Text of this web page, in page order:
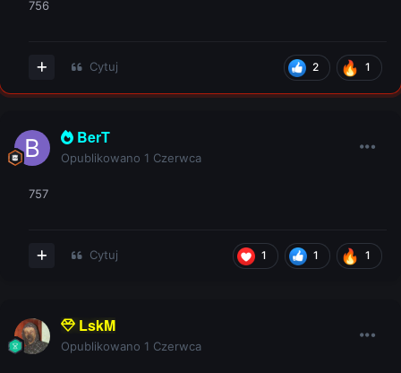
756
2 1
Cytuj
BerT
Opublikowano 1 Czerwca
757
1 1 1
Cytuj
LskM
Opublikowano 1 Czerwca